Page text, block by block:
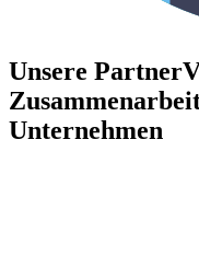
Unsere Partner
Unternehmen